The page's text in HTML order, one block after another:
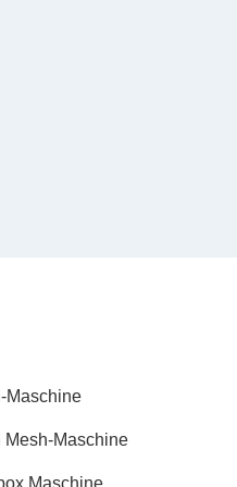
Maschine
Mesh-Maschine
Maschine